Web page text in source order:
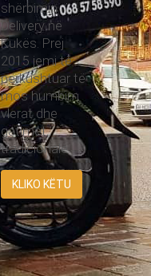
shërbimin
Delivery në
Kukës. Prej
2015 jemi të
përkushtuar të
mos humbim
vlerat dhe
gatimet
tradicionale.
KLIKO KËTU